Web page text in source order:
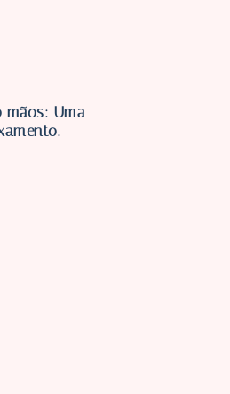
mãos: Uma